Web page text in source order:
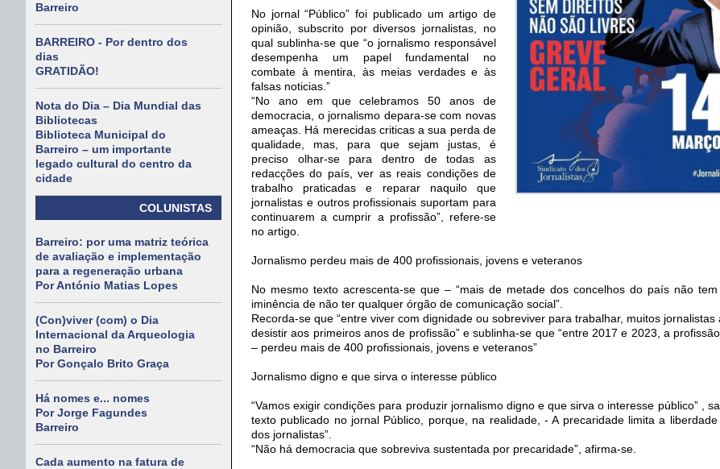
Barreiro
BARREIRO - Por dentro dos
dias
GRATIDÃO!
Nota do Dia – Dia Mundial das
Bibliotecas
Biblioteca Municipal do
Barreiro – um importante
legado cultural do centro da
cidade
COLUNISTAS
Barreiro: por uma matriz teórica
de avaliação e implementação
para a regeneração urbana
Por António Matias Lopes
(Con)viver (com) o Dia
Internacional da Arqueologia
no Barreiro
Por Gonçalo Brito Graça
Há nomes e... nomes
Por Jorge Fagundes
Barreiro
Cada aumento na fatura de
No jornal “Público” foi publicado um artigo de
opinião, subscrito por diversos jornalistas, no
qual sublinha-se que “o jornalismo responsável
desempenha um papel fundamental no
combate à mentira, às meias verdades e às
falsas noticias.”
“No ano em que celebramos 50 anos de
democracia, o jornalismo depara-se com novas
ameaças. Há merecidas criticas a sua perda de
qualidade, mas, para que sejam justas, é
preciso olhar-se para dentro de todas as
redacções do país, ver as reais condições de
trabalho praticadas e reparar naquilo que
jornalistas e outros profissionais suportam para
continuarem a cumprir a profissão”, refere-se
no artigo.
Jornalismo perdeu mais de 400 profissionais, jovens e veteranos
No mesmo texto acrescenta-se que – “mais de metade dos concelhos do país não
iminência de não ter qualquer órgão de comunicação social”.
Recorda-se que “entre viver com dignidade ou sobreviver para trabalhar, muitos jornalistas
desistir aos primeiros anos de profissão” e sublinha-se que “entre 2017 e 2023, a
– perdeu mais de 400 profissionais, jovens e veteranos”
Jornalismo digno e que sirva o interesse público
“Vamos exigir condições para produzir jornalismo digno e que sirva o interesse público” ,
texto publicado no jornal Público, porque, na realidade, - A precaridade limita a liberdade
dos jornalistas”.
“Não há democracia que sobreviva sustentada por precaridade”, afirma-se.